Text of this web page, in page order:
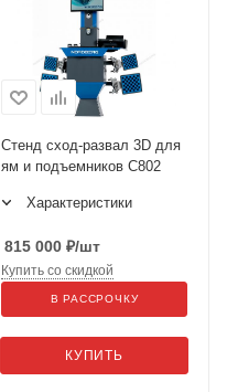
Стенд сход-развал 3D для
ям и подъемников C802
Характеристики
815 000 ₽/шт
КУПИТЬ
Купить со скидкой
В РАССРОЧКУ